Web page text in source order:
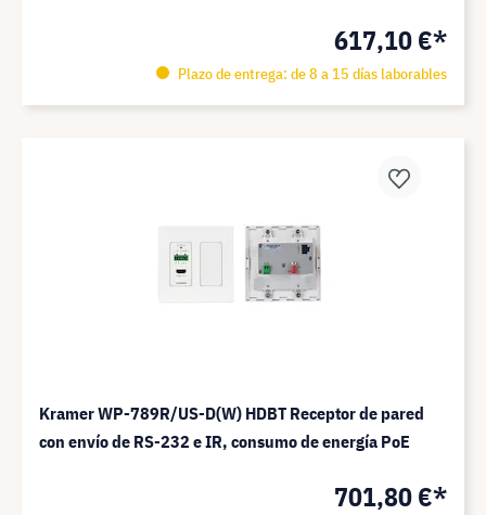
617,10 €*
Plazo de entrega: de 8 a 15 días laborables
Kramer WP-789R/US-D(W) HDBT Receptor de pared
con envío de RS-232 e IR, consumo de energía PoE
701,80 €*